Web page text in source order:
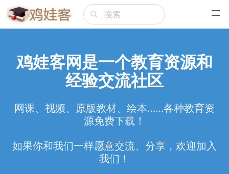
鸡娃客网是一个教育资源和
经验交流社区
网课、视频、原版教材、绘本……各种教育资
源免费下载！
如果你和我们一样愿意交流、分享，欢迎加入
我们！